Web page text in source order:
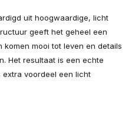
uit hoogwaardige, licht
geeft het geheel een
komen mooi tot leven en details
Het resultaat is een echte
voordeel een licht